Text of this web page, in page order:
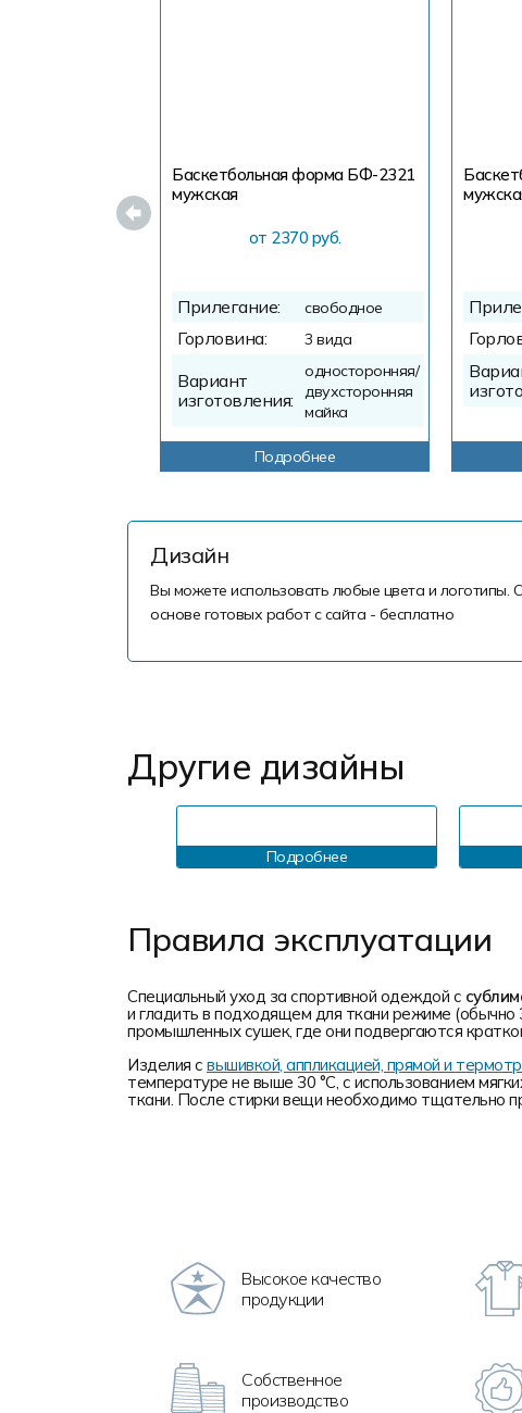
Баскетбольная форма БФ-2321
мужская
от 2370 руб.
Прилегание: свободное
Горловина: 3 вида
Вариант
изготовления:
односторонняя/
двухсторонняя
майка
Подробнее
Дизайн
Вы можете использовать любые цвета и логотипы.
основе готовых работ с сайта - бесплатно
Другие дизайны
Подробнее
Правила эксплуатации
Специальный уход за спортивной одеждой с
и гладить в подходящем для ткани режиме (обычно
промышленных сушек, где они подвергаются
Изделия с вышивкой, аппликацией, прямой и
температуре не выше 30 °C, с использованием
ткани. После стирки вещи необходимо тщательно
Высокое качество
продукции
Собственное
производство